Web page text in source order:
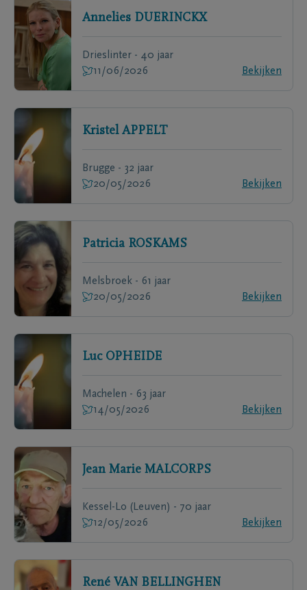
Annelies DUERINCKX
Drieslinter - 40 jaar
11/06/2026
Bekijken
Kristel APPELT
Brugge - 32 jaar
20/05/2026
Bekijken
Patricia ROSKAMS
Melsbroek - 61 jaar
20/05/2026
Bekijken
Luc OPHEIDE
Machelen - 63 jaar
14/05/2026
Bekijken
Jean Marie MALCORPS
Kessel-Lo (Leuven) - 70 jaar
12/05/2026
Bekijken
René VAN BELLINGHEN